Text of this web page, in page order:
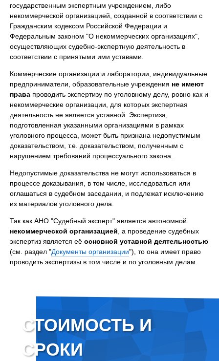
государственным экспертным учреждением, либо
некоммерческой организацией, созданной в соответствии с
Гражданским кодексом Российской Федерации и
Федеральным законом "О некоммерческих организациях",
осуществляющих судебно-экспертную деятельность в
соответствии с принятыми ими уставами.
Коммерческие организации и лаборатории, индивидуальные
предприниматели, образовательные учреждения не имеют
права проводить экспертизу по уголовному делу, ровно как и
некоммерческие организации, для которых экспертная
деятельность не является уставной. Экспертиза,
подготовленная указанными организациями в рамках
уголовного процесса, может быть признана недопустимым
доказательством, т.е. доказательством, полученным с
нарушением требований процессуального закона.
Недопустимые доказательства не могут использоваться в
процессе доказывания, в том числе, исследоваться или
оглашаться в судебном заседании, и подлежат исключению
из материалов уголовного дела.
Так как АНО "Судебный эксперт" является автономной
некоммерческой организацией, а проведение судебных
экспертиз является её основной уставной деятельностью
(см. раздел "Документы организации"), то она имеет право
проводить экспертизы в том числе и по уголовным делам.
СТОИМОСТЬ И
СРОКИ